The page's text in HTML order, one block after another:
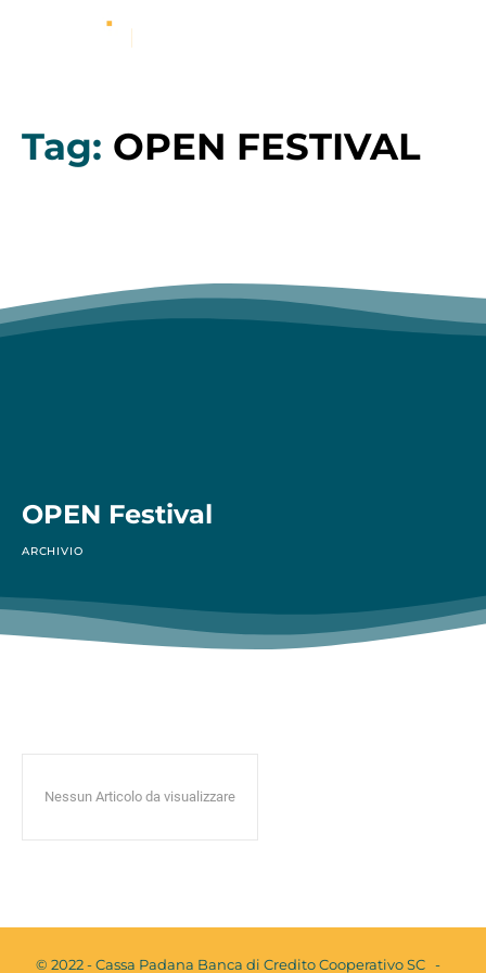
Tag: OPEN FESTIVAL
OPEN Festival
ARCHIVIO
Nessun Articolo da visualizzare
© 2022 - Cassa Padana Banca di Credito Cooperativo SC -